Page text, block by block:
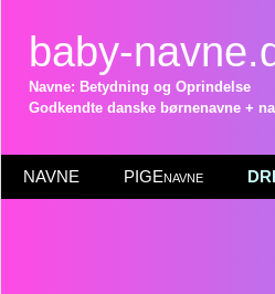
baby-
Navne: Betydning og Oprindelse
Godkendte danske børnenavne +
NAVNE PIGEnavne